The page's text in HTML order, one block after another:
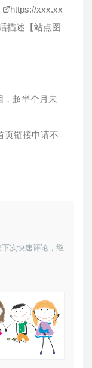
https://xxx.xx
描述【站点图
，超半个月未
页链接申请不
次快速评论，继